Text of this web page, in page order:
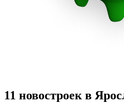
11 новостроек в